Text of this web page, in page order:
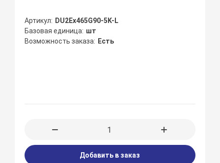
Артикул
DU2Ex465G90-5K-L
Базовая единица шт
Возможность заказа
Есть
Добавить в заказ